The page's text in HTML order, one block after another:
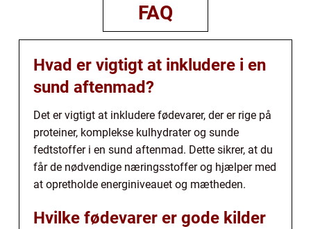
FAQ
Hvad er vigtigt at inkludere i en
sund aftenmad?
Det er vigtigt at inkludere fødevarer, der er rige på
proteiner, komplekse kulhydrater og sunde
fedtstoffer i en sund aftenmad. Dette sikrer, at du
får de nødvendige næringsstoffer og hjælper med
at opretholde energiniveauet og mætheden.
Hvilke fødevarer er gode kilder